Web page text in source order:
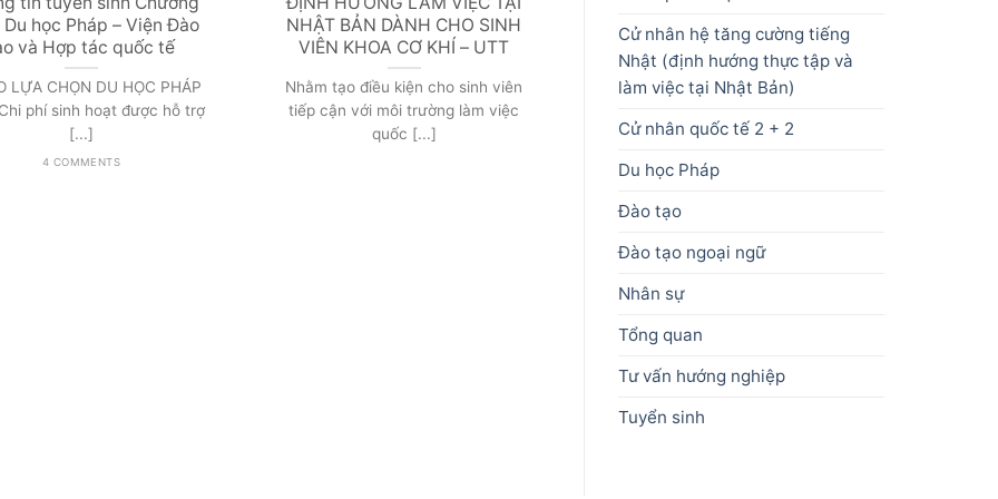
NHẬT BẢN DÀNH CHO SINH
VIÊN KHOA CƠ KHÍ – UTT
Nhằm tạo điều kiện cho sinh viên
tiếp cận với môi trường làm việc
quốc [...]
học Pháp – Viện Đào
và Hợp tác quốc tế
LỰA CHỌN DU HỌC PHÁP
sinh hoạt được hỗ trợ
[...]
4 COMMENTS
Cử nhân hệ tăng cường tiếng
Nhật (định hướng thực tập và
làm việc tại Nhật Bản)
Cử nhân quốc tế 2 + 2
Du học Pháp
Đào tạo
Đào tạo ngoại ngữ
Nhân sự
Tổng quan
Tư vấn hướng nghiệp
Tuyển sinh